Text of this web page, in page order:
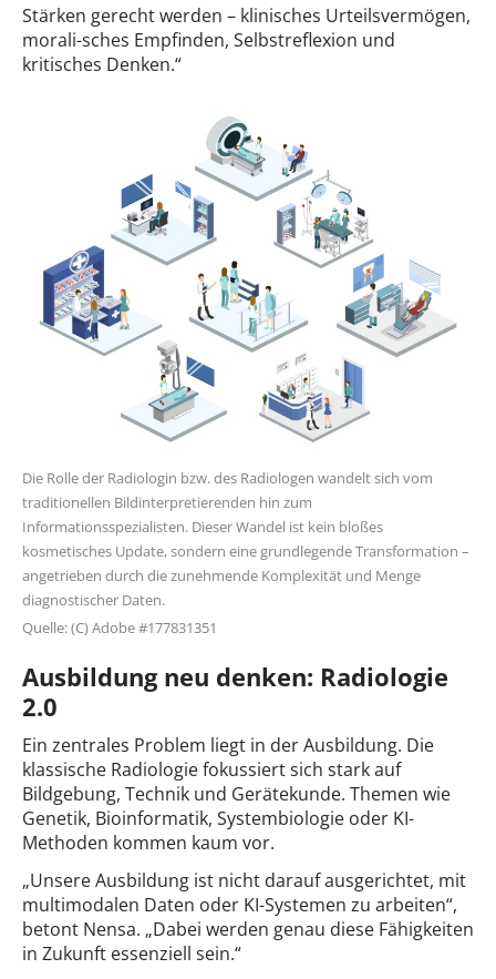
Stärken gerecht werden – klinisches Urteilsvermögen,
morali-sches Empfinden, Selbstreflexion und
kritisches Denken.“
Die Rolle der Radiologin bzw. des Radiologen wandelt sich vom
traditionellen Bildinterpretierenden hin zum
Informationsspezialisten. Dieser Wandel ist kein bloßes
kosmetisches Update, sondern eine grundlegende Transformation –
angetrieben durch die zunehmende Komplexität und Menge
diagnostischer Daten.
Quelle: (C) Adobe #177831351
Ausbildung neu denken: Radiologie
2.0
Ein zentrales Problem liegt in der Ausbildung. Die
klassische Radiologie fokussiert sich stark auf
Bildgebung, Technik und Gerätekunde. Themen wie
Genetik, Bioinformatik, Systembiologie oder KI-
Methoden kommen kaum vor.
„Unsere Ausbildung ist nicht darauf ausgerichtet, mit
multimodalen Daten oder KI-Systemen zu arbeiten“,
betont Nensa. „Dabei werden genau diese Fähigkeiten
in Zukunft essenziell sein.“